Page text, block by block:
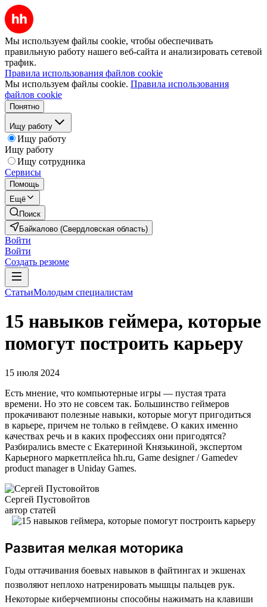
Мы используем файлы cookie, чтобы обеспечивать
правильную работу нашего веб-сайта и анализировать сетевой
трафик.
Правила использования файлов cookie
Мы используем файлы cookie. Правила использования
файлов cookie
Понятно
Ищу работу
Ищу работу
Ищу работу
Ищу сотрудника
Сервисы
Помощь
Ещё
Поиск
Байкалово (Свердловская область)
Войти
Войти
Создать резюме
СтатьиМолодым специалистам
15 навыков геймера, которые
помогут построить карьеру
15 июля 2024
Есть мнение, что компьютерные игры — пустая трата
времени. Но это не совсем так. Большинство геймеров
прокачивают полезные навыки, которые могут пригодиться
в карьере, причем не только в геймдеве. О каких именно
качествах речь и в каких профессиях они пригодятся?
Разбирались вместе с Екатериной Князькиной, экспертом
Карьерного маркетплейса hh.ru, Game designer / Gamedev
product manager в Uniday Games.
Сергей Пустовойтов
автор статей
Развитая мелкая моторика
Годы оттачивания боевых навыков в файтингах и экшенах
позволяют неплохо натренировать мышцы пальцев рук.
Некоторые киберчемпионы способны нажимать на клавиши